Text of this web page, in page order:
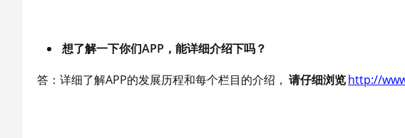
想了解一下你们APP，能详细介绍下吗？
答：详细了解APP的发展历程和每个栏目的介绍， 请仔细浏览http://